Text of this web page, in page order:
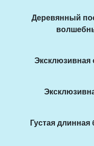
Деревянный
Эксклюзивная
Густая